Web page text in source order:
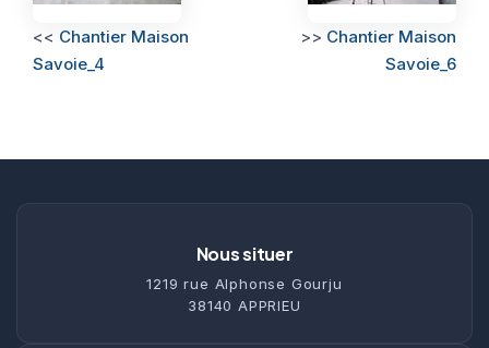
<< Chantier Maison
Savoie_4
>> Chantier Maison
Savoie_6
Nous situer
1219 rue Alphonse Gourju
38140 APPRIEU